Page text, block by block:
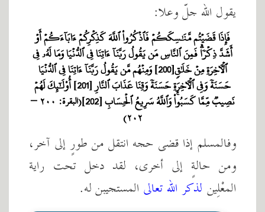
يقول الله جلّ وعلا:
فَإِذَا قَضَيۡتُم مَّنَٰسِكَكُمۡ فَٱذۡكُرُواْ ٱللَّهَ كَذِكۡرِكُمۡ ءَابَآءَكُمۡ أَوۡ
أَشَدَّ ذِكۡرٗاۗ فَمِنَ ٱلنَّاسِ مَن يَقُولُ رَبَّنَآ ءَاتِنَا فِي ٱلدُّنۡيَا وَمَا لَهُۥ فِي
ٱلۡأٓخِرَةِ مِنۡ خَلَٰقٖ[200] وَمِنۡهُم مَّن يَقُولُ رَبَّنَآ ءَاتِنَا فِي ٱلدُّنۡيَا
حَسَنَةٗ وَفِي ٱلۡأٓخِرَةِ حَسَنَةٗ وَقِنَا عَذَابَ ٱلنَّارِ [201] أُوْلَٰٓئِكَ لَهُمۡ
نَصِيبٞ مِّمَّا كَسَبُواْۚ وَٱللَّهُ سَرِيعُ ٱلۡحِسَابِ [202]
(البقرة: ٢٠٠ –
٢٠٢)
وفالمسلم إذا قضى حجه انتقل من طورٍ إلى آخر،
ومن حالةٍ إلى أخرى، لقد دخل تحت راية
المعْلِين لذكر الله تعالى المستجيبن له.